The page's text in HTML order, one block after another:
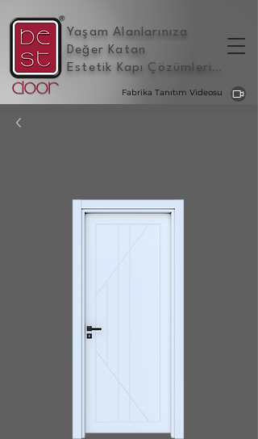
Yaşam Alanlarınıza
Değer Katan
Estetik Kapı Çözümleri ...
Fabrika Tanıtım Videosu